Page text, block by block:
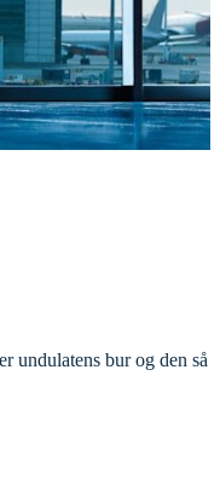
undulatens bur og den så